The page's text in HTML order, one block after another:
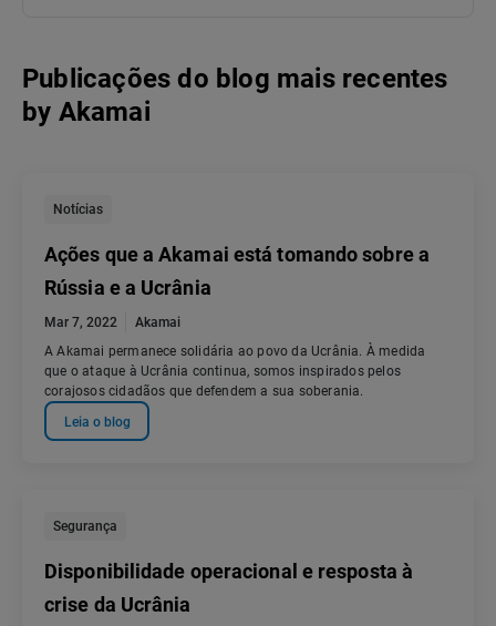
Publicações do blog mais recentes
by Akamai
Notícias
Ações que a Akamai está tomando sobre a
Rússia e a Ucrânia
Mar 7, 2022
Akamai
A Akamai permanece solidária ao povo da Ucrânia. À medida
que o ataque à Ucrânia continua, somos inspirados pelos
corajosos cidadãos que defendem a sua soberania.
Leia o blog
Segurança
Disponibilidade operacional e resposta à
crise da Ucrânia